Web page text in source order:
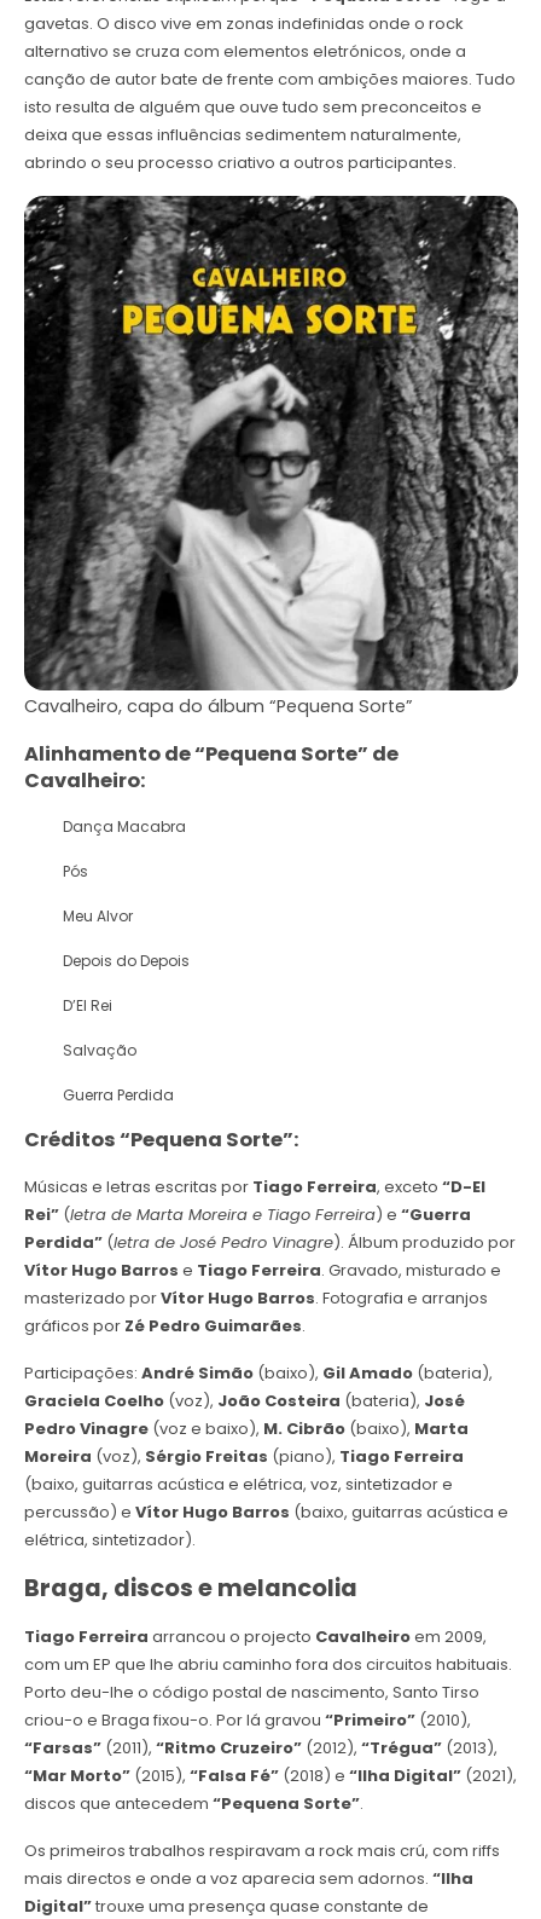
gavetas. O disco vive em zonas indefinidas onde o rock
alternativo se cruza com elementos eletrónicos, onde a
canção de autor bate de frente com ambições maiores. Tudo
isto resulta de alguém que ouve tudo sem preconceitos e
deixa que essas influências sedimentem naturalmente,
abrindo o seu processo criativo a outros participantes.
Cavalheiro, capa do álbum “Pequena Sorte”
Alinhamento de “Pequena Sorte” de
Cavalheiro:
Dança Macabra
Pós
Meu Alvor
Depois do Depois
D’El Rei
Salvação
Guerra Perdida
Créditos “Pequena Sorte”:
Músicas e letras escritas por Tiago Ferreira, exceto “D-El
Rei”(letra de Marta Moreira e Tiago Ferreira) e “Guerra
Perdida” (letra de José Pedro Vinagre). Álbum produzido por
Vítor Hugo Barros e Tiago Ferreira. Gravado, misturado e
masterizado porVítor Hugo Barros. Fotografia e arranjos
gráficos por Zé Pedro Guimarães.
Participações: André Simão(baixo), Gil Amado(bateria),
Graciela Coelho(voz), João Costeira (bateria), José
Pedro Vinagre(voz e baixo), M. Cibrão(baixo), Marta
Moreira (voz), Sérgio Freitas (piano), Tiago Ferreira
(baixo, guitarras acústica e elétrica, voz, sintetizador e
percussão) e Vítor Hugo Barros (baixo, guitarras acústica e
elétrica, sintetizador).
Braga, discos e melancolia
Tiago Ferreira arrancou o projecto Cavalheiroem 2009,
com um EP que lhe abriu caminho fora dos circuitos habituais.
Porto deu-lhe o código postal de nascimento, Santo Tirso
criou-o e Braga fixou-o. Por lá gravou “Primeiro”(2010),
“Farsas”(2011), “Ritmo Cruzeiro”(2012), “Trégua”(2013),
“Mar Morto”(2015), “Falsa Fé”(2018) e “Ilha Digital”(2021),
discos que antecedem “Pequena Sorte”.
Os primeiros trabalhos respiravam a rock mais crú, com riffs
mais directos e onde a voz aparecia sem adornos. “Ilha
Digital”trouxe uma presença quase constante de